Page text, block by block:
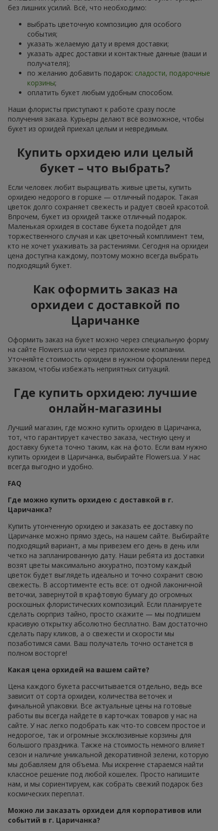
без лишних усилий. Всё, что необходимо:
выбрать цветочную композицию для особого
события;
указать желаемую дату и время доставки;
указать адрес доставки и контактные данные (ваши и
получателя);
по желанию добавить подарок: сладости, подарочные
корзины;
оплатить букет любым удобным способом.
Наши флористы приступают к работе сразу после
получения заказа. Курьеры делают всё возможное, чтобы
букет из орхидей приехал целым и невредимым.
Купить орхидею или целый
букет – что выбрать?
Если человек любит выращивать живые цветы, купить
орхидею недорого в горшке — отличный подарок. Такая
цветок долго сохраняет свежесть и радует своей красотой.
Впрочем, букет из орхидей также отличный подарок.
Маленькая орхидея в составе букета подойдет для
торжественного случая и как цветочный комплимент тем,
кто не хочет ухаживать за растениями. Сегодня на орхидеи
цена доступна каждому, поэтому можно всегда выбрать
подходящий букет.
Как оформить заказ на
орхидеи с доставкой по
Царичанке
Оформить заказ на букет можно через специальную форму
на сайте Flowers.ua или через приложение компании.
Уточняйте стоимость орхидеи в нужном оформлении перед
заказом, чтобы избежать неприятных ситуаций.
Где купить орхидею: лучшие
онлайн-магазины
Лучший магазин, где можно купить орхидею в Царичанка,
тот, что гарантирует качество заказа, честную цену и
доставку букета точно таким, как на фото. Если вам нужно
купить орхидеи в Царичанка, выбирайте Flowers.ua. У нас
всегда выгодно и удобно.
FAQ
Где можно купить орхидею с доставкой в г.
Царичанка?
Купить утонченную орхидею и заказать ее доставку по
Царичанке можно прямо здесь, на нашем сайте. Выбирайте
подходящий вариант, а мы привезем его день в день или
четко на запланированную дату. Наши ребята из доставки
возят цветы максимально аккуратно, поэтому каждый
цветок будет выглядеть идеально и точно сохранит свою
свежесть. В ассортименте есть все: от одной лаконичной
веточки, завернутой в крафтовую бумагу до огромных
роскошных флористических композиций. Если планируете
сделать сюрприз тайно, просто скажите — мы подпишем
красивую открытку абсолютно бесплатно. Вам достаточно
сделать пару кликов, а о свежести и скорости мы
позаботимся сами. Ваш получатель точно останется в
полном восторге!
Какая цена орхидей на вашем сайте?
Цена каждого букета рассчитывается отдельно, ведь все
зависит от сорта орхидеи, количества веточек и
финальной упаковки. Все актуальные цены на готовые
работы вы всегда найдете в карточках товаров у нас на
сайте. У нас легко подобрать как что-то совсем простое и
недорогое, так и огромные эксклюзивные корзины для
большого праздника. Также на стоимость немного влияет
сезон и наличие уникальной декоративной зелени, которую
мы добавляем для объема. Мы искренне стараемся найти
классное решение под любой кошелек. Просто напишите
нам, и мы сориентируем, как собрать свежий подарок без
космических переплат.
Можно ли заказать орхидеи для корпоративов или
событий в г. Царичанка?